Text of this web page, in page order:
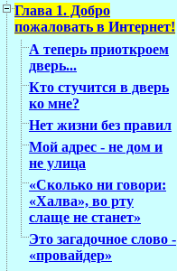
Глава 1. Добро
пожаловать в Интернет!
А теперь приоткроем
дверь...
Кто стучится в дверь
ко мне?
Нет жизни без правил
Мой адрес - не дом и
не улица
«Сколько ни говори:
«Халва», во рту
слаще не станет»
Это загадочное слово -
«провайдер»